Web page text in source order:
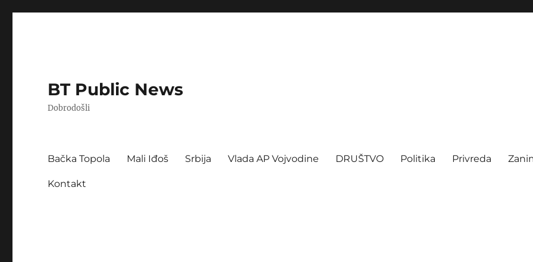
BT Public News
Dobrodošli
Bačka Topola Mali Iđoš Srbija Vlada AP Vojvodine DRUŠTVO Politika Privreda
Kontakt